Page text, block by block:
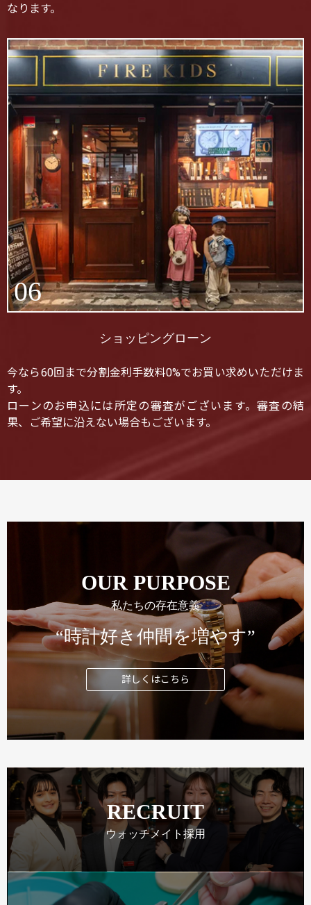
なります。
06
ショッピングローン
今なら60回まで分割金利手数料0%でお買い求めいただけま
す。
ローンのお申込には所定の審査がございます。審査の結
果、ご希望に沿えない場合もございます。
OUR PURPOSE
私たちの存在意義
“時計好き仲間を増やす”
詳しくはこちら
RECRUIT
ウォッチメイト採用